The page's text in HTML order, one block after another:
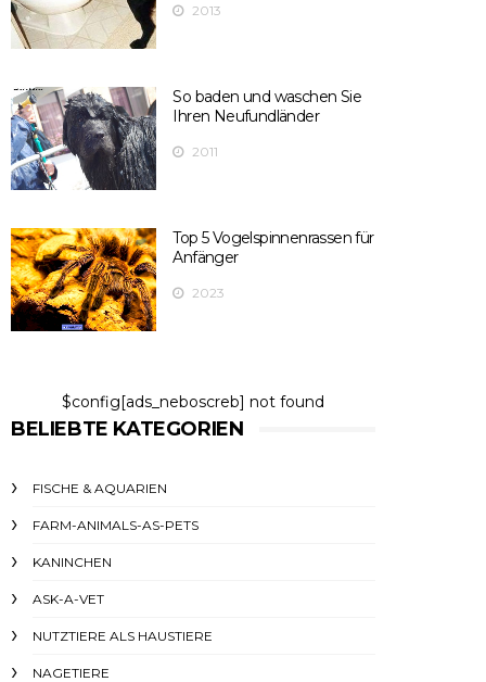
2013
So baden und waschen Sie
Ihren Neufundländer
2011
Top 5 Vogelspinnenrassen für
Anfänger
2023
$config[ads_neboscreb] not found
BELIEBTE KATEGORIEN
FISCHE & AQUARIEN
FARM-ANIMALS-AS-PETS
KANINCHEN
ASK-A-VET
NUTZTIERE ALS HAUSTIERE
NAGETIERE